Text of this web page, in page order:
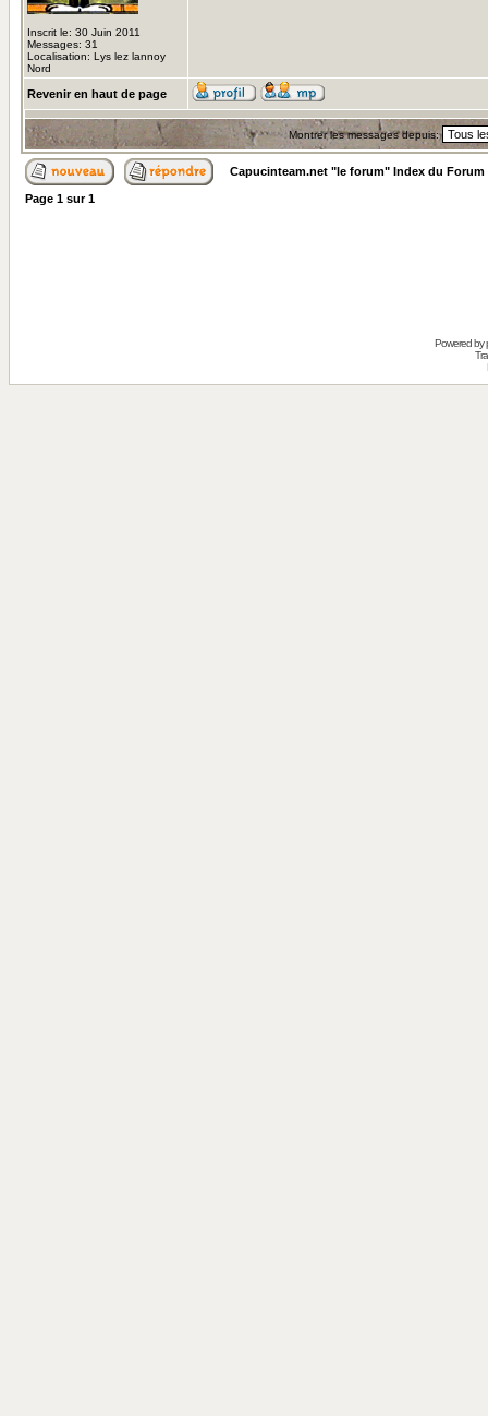
Inscrit le: 30 Juin 2011
Messages: 31
Localisation: Lys lez lannoy
Nord
Revenir en haut de page
Montrer les messages depuis:
Capucinteam.net "le forum" Index du Forum
Page 1 sur1
Powered by